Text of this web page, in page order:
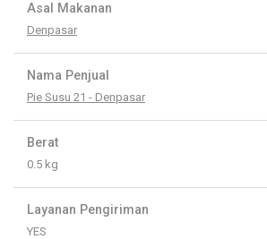
Asal Makanan
Denpasar
Nama Penjual
Pie Susu 21 - Denpasar
Berat
0.5 kg
Layanan Pengiriman
YES